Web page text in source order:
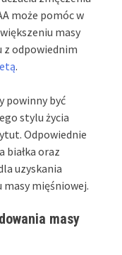
może pomóc w
masy
z odpowiednim
.
powinny być
stylu życia
Odpowiednie
białka oraz
uzyskania
mięśniowej.
masy